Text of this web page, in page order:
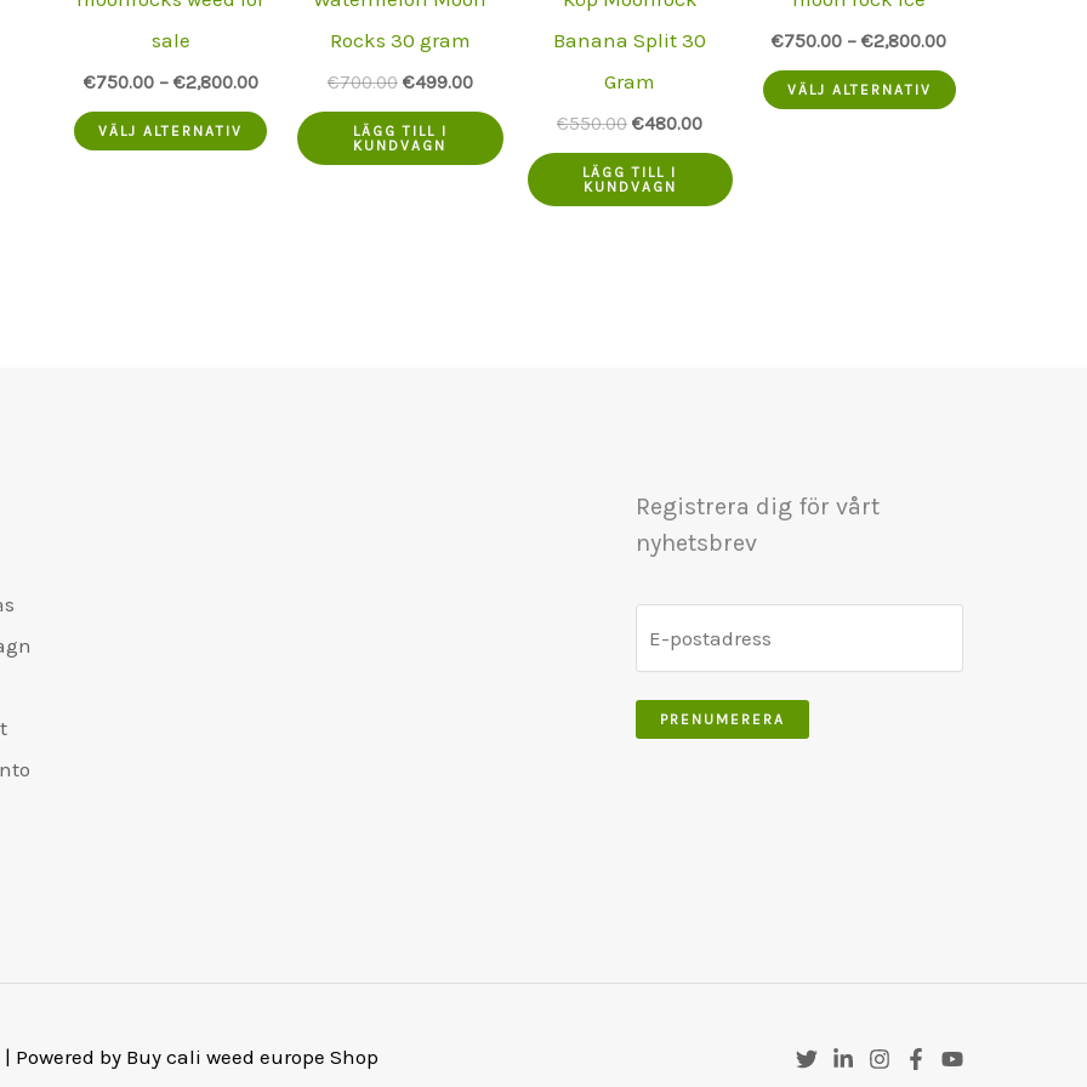
sale
€750.00– €2,800.00
VÄLJ ALTERNATIV
Denna
produkt
Rocks 30 gram
€700.00 Ursprungspriset
€700.00.
€499.00Aktuellt
€499.00.
LÄGG TILL I
KUNDVAGN
Banana Split 30
Gram
€550.00 Ursprungspriset
€550.00.
€480.00Aktuellt
€480.00.
LÄGG TILL I
KUNDVAGN
€750.00 –€2,800.00
VÄLJ ALTERNATIV
Denna
Registrera dig för vårt
nyhetsbrev
PRENUMERERA
by Buy cali weed europe Shop